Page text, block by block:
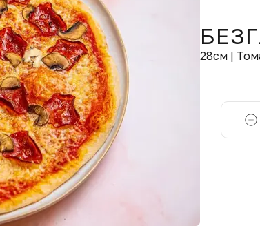
28см |